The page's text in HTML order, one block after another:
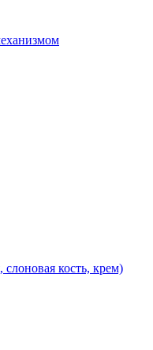
кость, крем)